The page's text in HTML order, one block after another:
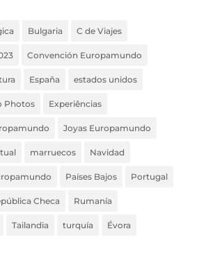
Bulgaria C de Viajes
Convención Europamundo
España estados unidos
Photos Experiências
Joyas Europamundo
marruecos Navidad
Países Bajos Portugal
Checa Rumanía
Tailandia turquía Évora